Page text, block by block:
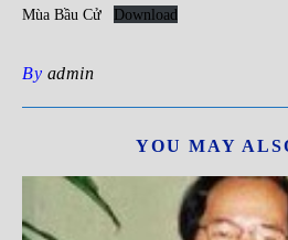
Mùa Bầu Cử Download
By admin
YOU MAY